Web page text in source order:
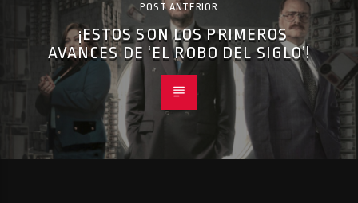
POST ANTERIOR
¡ESTOS SON LOS PRIMEROS
AVANCES DE ‘EL ROBO DEL SIGLO’!